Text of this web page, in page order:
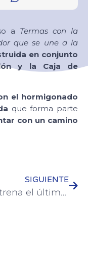
a Termas con la
que se une a la
en conjunto
y la Caja de
el hormigonado
que forma parte
con un camino
SIGUIENTE
Se estrena el último capítulo de “Memoria Viva. Patrimonio Recuperado.”